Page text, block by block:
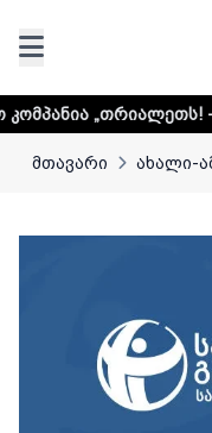
- დეტალური
მთავარი ახალი-